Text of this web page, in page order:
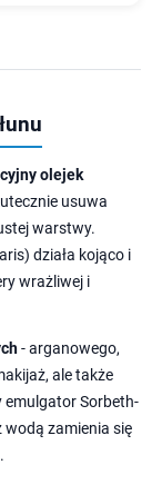
olejek
usuwa
warstwy.
działa kojąco i
wrażliwej i
- arganowego,
ale także
emulgator Sorbeth-
wodą zamienia się